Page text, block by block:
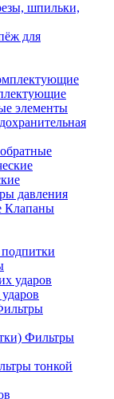
шпильки,
для
элементы
давления
Клапаны
Фильтры
тонкой